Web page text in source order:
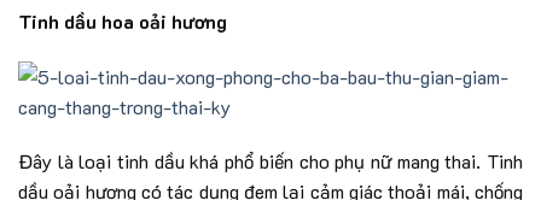
Tinh dầu hoa oải hương
Đây là loại tinh dầu khá phổ biến cho phụ nữ mang thai. Tinh
dầu oải hương có tác dụng đem lại cảm giác thoải mái, chống